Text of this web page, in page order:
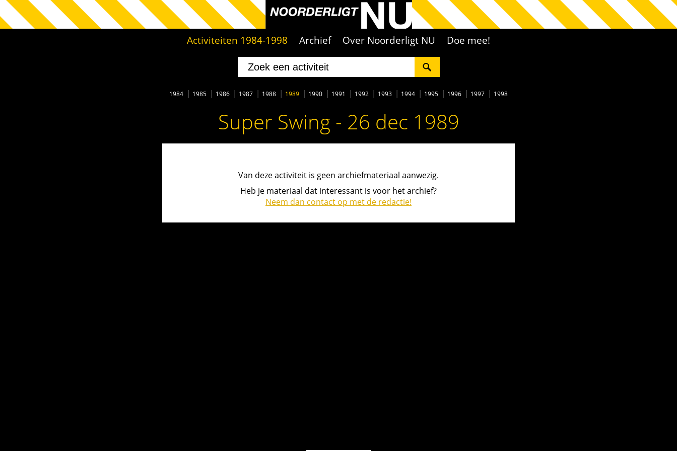
Activiteiten 1984-1998 Archief Over Noorderligt NU Doe mee!
1984 1985 1986 1987 1988 1989 1990 1991 1992 1993 1994 1995 1996 1997 1998
Super Swing - 26 dec 1989
Van deze activiteit is geen archiefmateriaal aanwezig.
Heb je materiaal dat interessant is voor het archief?
Neem dan contact op met de redactie!